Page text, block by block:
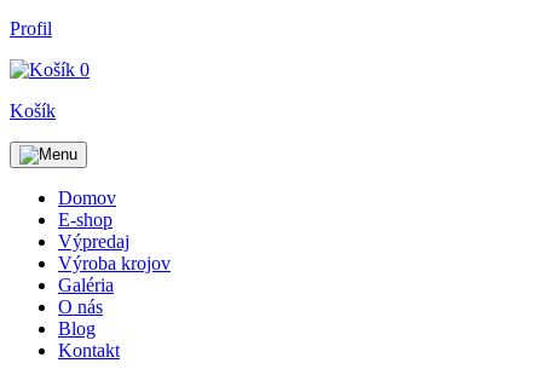
Profil
0
Košík
Domov
E-shop
Výpredaj
Výroba krojov
Galéria
O nás
Blog
Kontakt